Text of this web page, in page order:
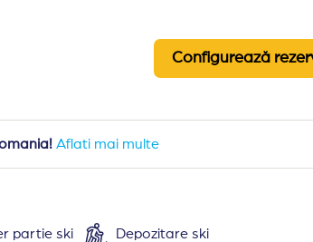
Configurează
Aflati mai multe
partie ski Depozitare ski